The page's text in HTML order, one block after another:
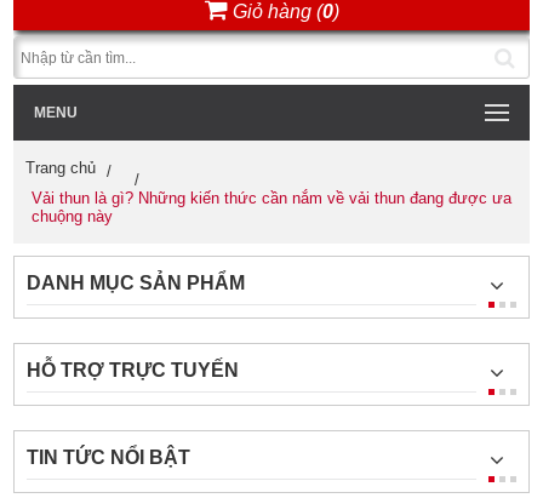
Giỏ hàng (0)
MENU
Trang chủ
Vải thun là gì? Những kiến thức cần nắm về vải thun đang được ưa
chuộng này
DANH MỤC SẢN PHẨM
HỖ TRỢ TRỰC TUYẾN
TIN TỨC NỔI BẬT